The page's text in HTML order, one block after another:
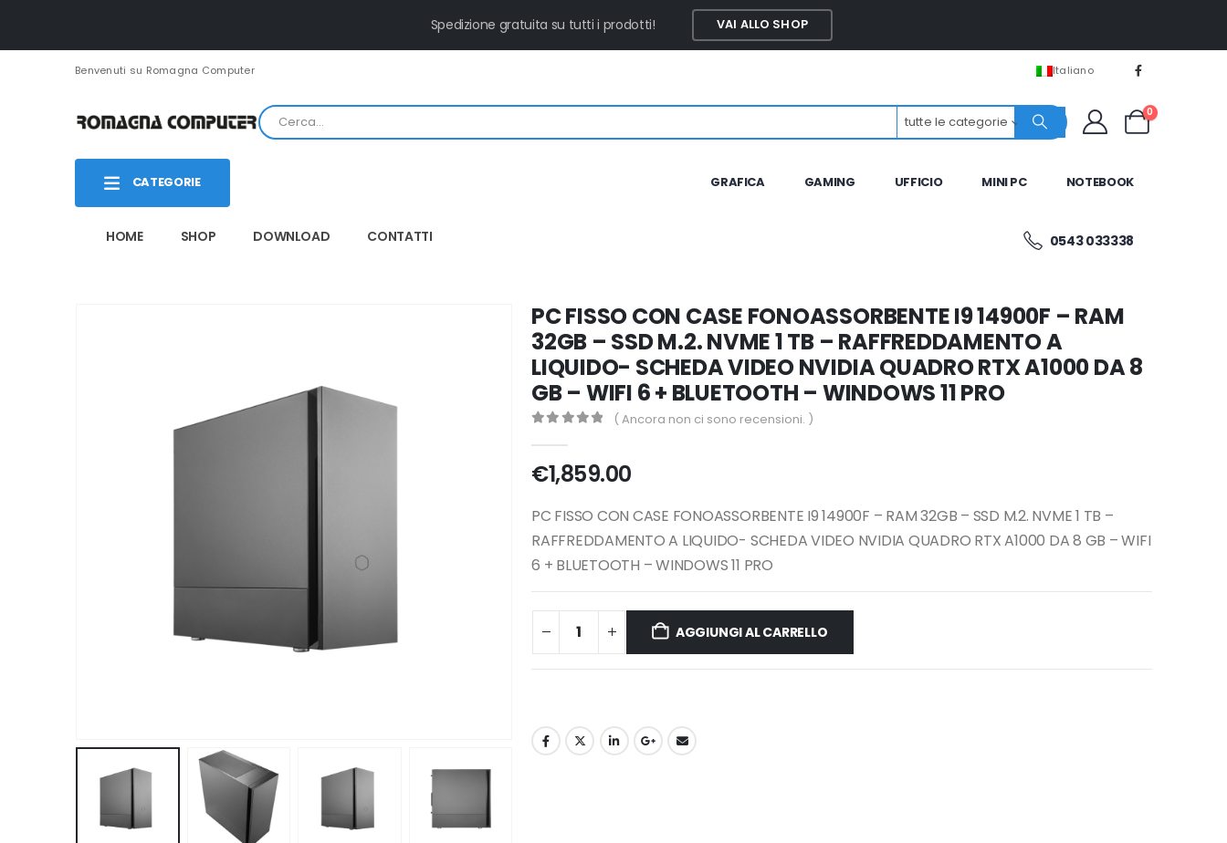
Spedizione gratuita su tutti i prodotti! VAI ALLO SHOP
Benvenuti su Romagna Computer Italiano
tutte le categorie
0
CATEGORIE
HOME SHOP DOWNLOAD CONTATTI
GRAFICA GAMING UFFICIO MINI PC NOTEBOOK
0543 033338
PC FISSO CON CASE FONOASSORBENTE I9 14900F – RAM
32GB – SSD M.2. NVME 1 TB – RAFFREDDAMENTO A
LIQUIDO- SCHEDA VIDEO NVIDIA QUADRO RTX A1000 DA 8
GB – WIFI 6 + BLUETOOTH – WINDOWS 11 PRO
( Ancora non ci sono recensioni. )
€1,859.00
PC FISSO CON CASE FONOASSORBENTE I9 14900F – RAM 32GB – SSD M.2. NVME 1 TB –
RAFFREDDAMENTO A LIQUIDO- SCHEDA VIDEO NVIDIA QUADRO RTX A1000 DA 8 GB – WIFI
6 + BLUETOOTH – WINDOWS 11 PRO
AGGIUNGI AL CARRELLO